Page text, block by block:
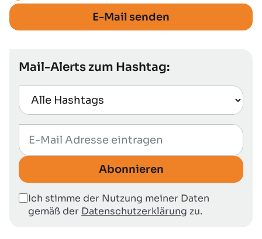
E-Mail senden
Mail-Alerts zum Hashtag:
Abonnieren
Ich stimme der Nutzung meiner Daten
gemäß der Datenschutzerklärung zu.